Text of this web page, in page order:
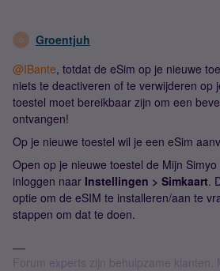
G Groentjuh
@IBante, totdat de eSim op je nieuwe
niets te deactiveren of te verwijderen op
toestel moet bereikbaar zijn om een
ontvangen!
Op je nieuwe toestel wil je een eSim
Open op je nieuwe toestel de Mijn
inloggen naar Instellingen > Simkaart.
optie om de eSIM te installeren/aan te
stappen om dat te doen.
Forum experts zijn behulpzame klanten.